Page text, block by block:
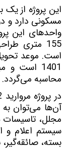
155 متری
1401
محاسبه می‌گردد.
آن‌ها می‌توان
مجلل، تاسیسات
سیستم اعلام و
بسته، صائقه‌گیر،